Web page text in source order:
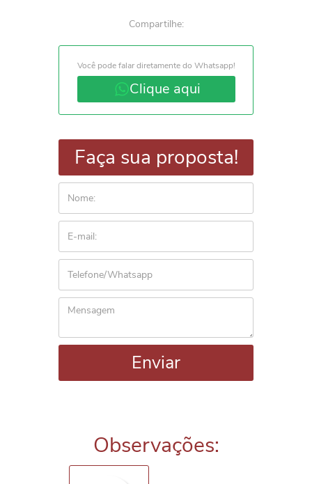
Compartilhe:
Você pode falar diretamente do Whatsapp!
Clique aqui
Faça sua proposta!
Enviar
Observações: